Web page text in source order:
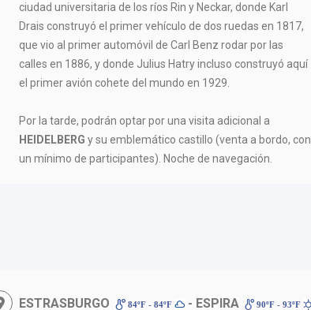
ciudad universitaria de los ríos Rin y Neckar, donde Karl
Drais construyó el primer vehículo de dos ruedas en 1817,
que vio al primer automóvil de Carl Benz rodar por las
calles en 1886, y donde Julius Hatry incluso construyó aquí
el primer avión cohete del mundo en 1929.
Por la tarde, podrán optar por una visita adicional a
HEIDELBERG y su emblemático castillo (venta a bordo, con
un mínimo de participantes). Noche de navegación.
ESTRASBURGO 84ºF - 84ºF - ESPIRA 90ºF - 93ºF